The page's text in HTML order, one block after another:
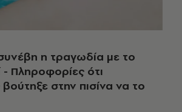
η τραγωδία με το
- Πληροφορίες ότι
στην πισίνα να το